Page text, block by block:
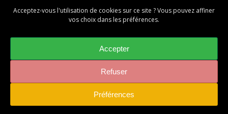
Acceptez-vous l'utilisation de cookies sur ce site ? Vous pouvez affiner
vos choix dans les préférences.
Accepter
Refuser
Préférences
Mentions légales
Politique des cookies